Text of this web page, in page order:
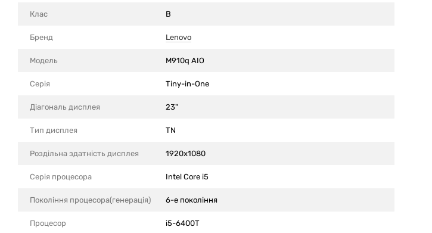
Клас B
Бренд Lenovo
Модель M910q AIO
Серія Tiny-in-One
Діагональ дисплея 23"
Тип дисплея TN
Роздільна здатність дисплея 1920x1080
Серія процесора Intel Core i5
Покоління процесора(генерація) 6-е покоління
Процесор i5-6400T